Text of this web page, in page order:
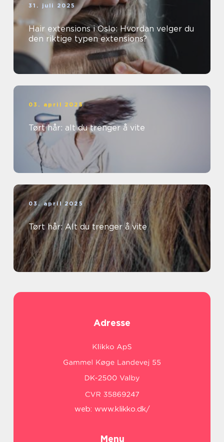
31. juli 2025
Hair extensions i Oslo: Hvordan velger du
den riktige typen extensions?
03. april 2025
Tørt hår: alt du trenger å vite
03. april 2025
Tørt hår: Alt du trenger å vite
Adresse
web: www.klikko.dk/
Menu